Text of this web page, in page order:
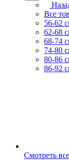
Все
56-62
62-68
68-74
74-80
80-86
86-92
Смотреть все